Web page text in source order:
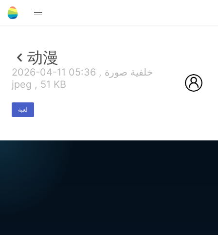
动漫
2026-04-11 05:36 , خلفية صورة
jpeg , 51 KB
لعبة